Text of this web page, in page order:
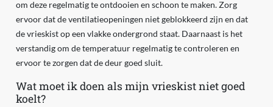
om deze regelmatig te ontdooien en schoon te maken. Zorg
ervoor dat de ventilatieopeningen niet geblokkeerd zijn en dat
de vrieskist op een vlakke ondergrond staat. Daarnaast is het
verstandig om de temperatuur regelmatig te controleren en
ervoor te zorgen dat de deur goed sluit.
Wat moet ik doen als mijn vrieskist niet goed
koelt?